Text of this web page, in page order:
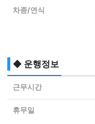
차종/연식
◆ 운행정보
근무시간
휴무일